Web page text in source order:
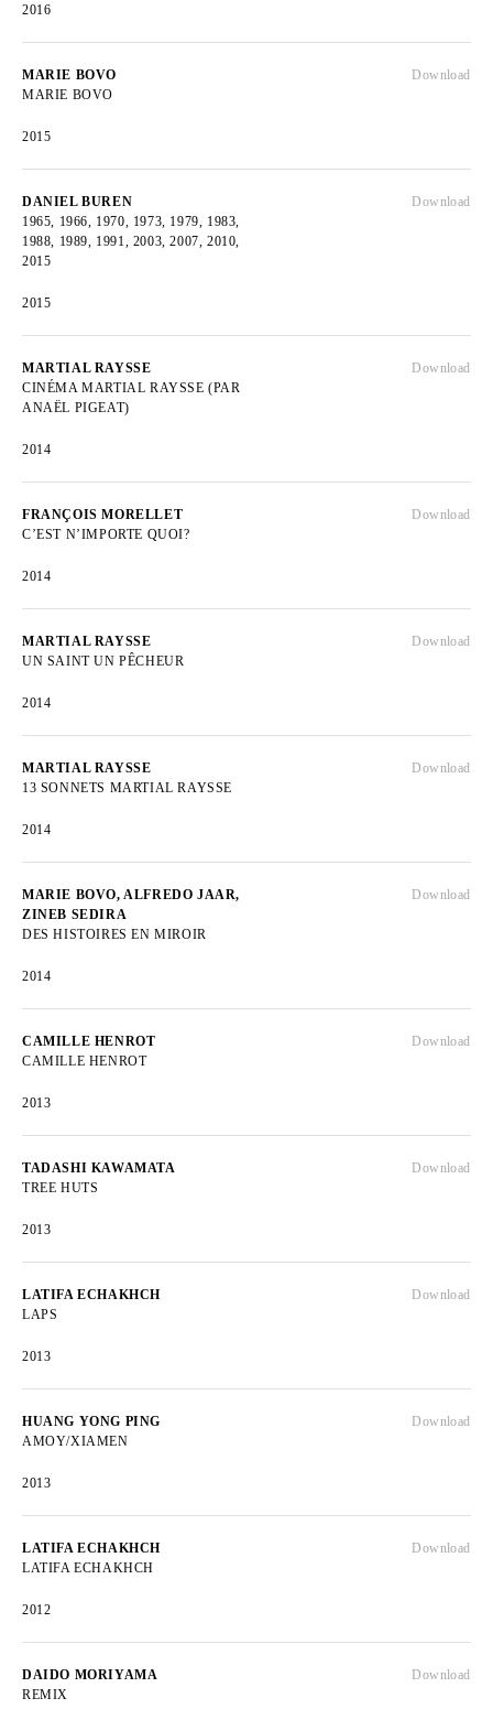
2016
MARIE BOVO
MARIE BOVO
2015
Download
DANIEL BUREN
1965, 1966, 1970, 1973, 1979, 1983,
1988, 1989, 1991, 2003, 2007, 2010,
2015
2015
Download
MARTIAL RAYSSE
CINÉMA MARTIAL RAYSSE (PAR
ANAËL PIGEAT)
2014
Download
FRANÇOIS MORELLET
C’EST N’IMPORTE QUOI?
2014
Download
MARTIAL RAYSSE
UN SAINT UN PÊCHEUR
2014
Download
MARTIAL RAYSSE
13 SONNETS MARTIAL RAYSSE
2014
Download
MARIE BOVO, ALFREDO JAAR,
ZINEB SEDIRA
DES HISTOIRES EN MIROIR
2014
Download
CAMILLE HENROT
CAMILLE HENROT
2013
Download
TADASHI KAWAMATA
TREE HUTS
2013
Download
LATIFA ECHAKHCH
LAPS
2013
Download
HUANG YONG PING
AMOY/XIAMEN
2013
Download
LATIFA ECHAKHCH
LATIFA ECHAKHCH
2012
Download
DAIDO MORIYAMA
REMIX
Download